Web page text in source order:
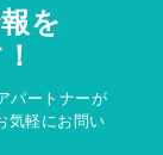
を
パートナーが
気軽にお問い